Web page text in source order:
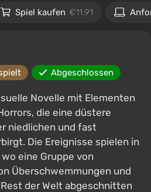
Spiel kaufen €11.91
Abgeschlossen
Novelle mit Elementen
die eine düstere
niedlichen und fast
Die Ereignisse spielen in
eine Gruppe von
Überschwemmungen und
der Welt abgeschnitten